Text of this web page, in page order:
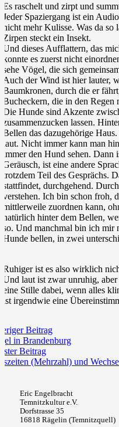
Es raschelt und zirpt und
Jeder Spaziergang ist ein
nicht mehr Kulisse. Was da so
Zirpen steckt ein Insekt.
Und dieses Aufflattern, das
konnte es zuerst nicht
sehe Vögel, die sich
Auch der Wind ist hier lauter,
Baumkronen, durch die er
Bucheckern, die in den Regen
Die Hunde sind Akzente
zusammenzucken lassen.
Bellen das dazugehörige
laut. Nicht immer kann man
immer den Hund sehen.
Geräusch, ist eine andere
trotzdem Teil des Gesprächs.
stattfindet, durchgehend.
verstehen. Ich bin schon froh,
mittlerweile zuordnen kann,
natürlich hinter dem Bellen,
so. Und manchmal bin ich mir
Hunde bellen, in zwei
Ruhiger ist es also wirklich
Und laut ist zwar unruhig,
eine Stille dabei, wenn alles
ist irgendwie eine
Beitrag
in Brandenburg
Beitrag
(Mehrzahl) und
Eric Engelbracht
Temnitzkultur e.V.
Dorfstrasse 35
16818 Rägelin (Temnitzquell)